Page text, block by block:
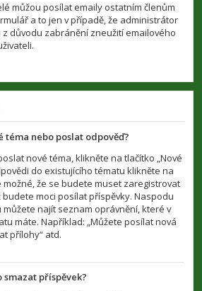
můžou posílat emaily ostatním členům
a to jen v případě, že administrátor
z důvodu zabránění zneužití emailového
téma nebo poslat odpověď?
nové téma, klikněte na tlačítko „Nové
do existujícího tématu klikněte na
možné, že se budete muset zaregistrovat
moci posílat příspěvky. Naspodu
najít seznam oprávnění, které v
máte. Například: „Můžete posílat nová
přílohy“ atd.
smazat příspěvek?